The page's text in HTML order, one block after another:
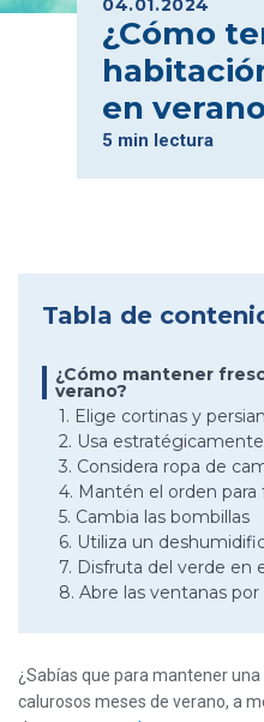
04.01.2024
¿Cómo
en
5 min lectura
Tabla de
¿Cómo mantener
verano?
1. Elige cortinas y
2. Usa
3. Considera ropa de
4. Mantén el orden para
5. Cambia las bombillas
6. Utiliza un
7. Disfruta del verde en
8. Abre las ventanas
¿Sabías que para mantener
calurosos meses de verano, a